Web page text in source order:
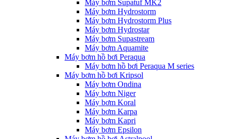
Máy bơm Supatuf MK2
Máy bơm Hydrostorm
Máy bơm Hydrostorm Plus
Máy bơm Hydrostar
Máy bơm Supastream
Máy bơm Aquamite
Máy bơm hồ bơi Peraqua
Máy bơm hồ bơi Peraqua M series
Máy bơm hồ bơi Kripsol
Máy bơm Ondina
Máy bơm Niger
Máy bơm Koral
Máy bơm Karpa
Máy bơm Kapri
Máy bơm Epsilon